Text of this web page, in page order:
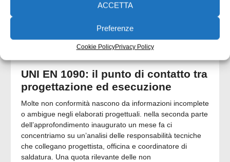
ACCETTA
Preferenze
Cookie PolicyPrivacy Policy
UNI EN 1090: il punto di contatto tra
progettazione ed esecuzione
Molte non conformità nascono da informazioni incomplete
o ambigue negli elaborati progettuali. nella seconda parte
dell’approfondimento inaugurato un mese fa ci
concentriamo su un’analisi delle responsabilità tecniche
che collegano progettista, officina e coordinatore di
saldatura. Una quota rilevante delle non